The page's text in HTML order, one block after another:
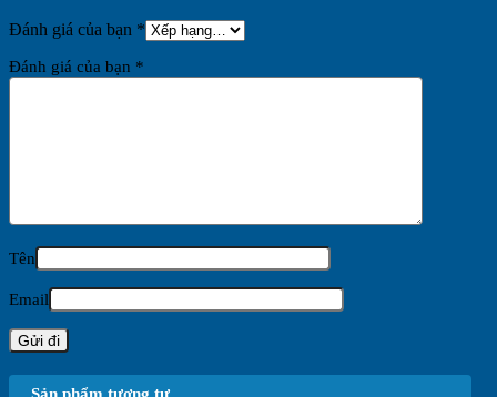
Đánh giá của bạn *
Đánh giá của bạn *
Tên
Email